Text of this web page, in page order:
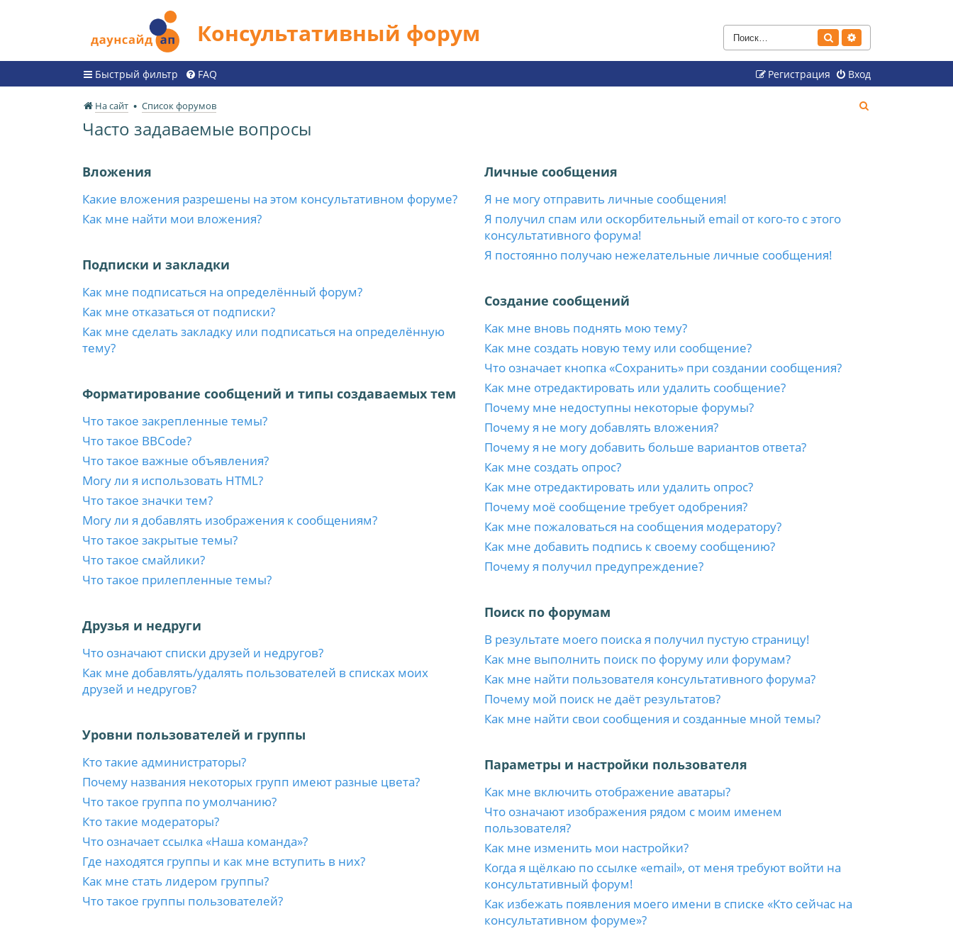
Консультативный форум Поиск
Быстрый фильтр FAQ Вход
Регистрация
На сайт Список форумов
Часто задаваемые вопросы
Вложения
Какие вложения разрешены на этом консультативном форуме?
Как мне найти мои вложения?
Подписки и закладки
Как мне подписаться на определённый форум?
Как мне отказаться от подписки?
Как мне сделать закладку или подписаться на определённую
тему?
Форматирование сообщений и типы создаваемых тем
Что такое закрепленные темы?
Что такое BBCode?
Что такое важные объявления?
Могу ли я использовать HTML?
Что такое значки тем?
Могу ли я добавлять изображения к сообщениям?
Что такое закрытые темы?
Что такое смайлики?
Что такое прилепленные темы?
Друзья и недруги
Что означают списки друзей и недругов?
Как мне добавлять/удалять пользователей в списках моих
друзей и недругов?
Уровни пользователей и группы
Кто такие администраторы?
Почему названия некоторых групп имеют разные цвета?
Что такое группа по умолчанию?
Кто такие модераторы?
Что означает ссылка «Наша команда»?
Где находятся группы и как мне вступить в них?
Как мне стать лидером группы?
Что такое группы пользователей?
Личные сообщения
Я не могу отправить личные сообщения!
Я получил спам или оскорбительный email от кого-то с этого
консультативного форума!
Я постоянно получаю нежелательные личные сообщения!
Создание сообщений
Как мне вновь поднять мою тему?
Как мне создать новую тему или сообщение?
Что означает кнопка «Сохранить» при создании сообщения?
Как мне отредактировать или удалить сообщение?
Почему мне недоступны некоторые форумы?
Почему я не могу добавлять вложения?
Почему я не могу добавить больше вариантов ответа?
Как мне создать опрос?
Как мне отредактировать или удалить опрос?
Почему моё сообщение требует одобрения?
Как мне пожаловаться на сообщения модератору?
Как мне добавить подпись к своему сообщению?
Почему я получил предупреждение?
Поиск по форумам
В результате моего поиска я получил пустую страницу!
Как мне выполнить поиск по форуму или форумам?
Как мне найти пользователя консультативного форума?
Почему мой поиск не даёт результатов?
Как мне найти свои сообщения и созданные мной темы?
Параметры и настройки пользователя
Как мне включить отображение аватары?
Что означают изображения рядом с моим именем
пользователя?
Как мне изменить мои настройки?
Когда я щёлкаю по ссылке «email», от меня требуют войти на
консультативный форум!
Как избежать появления моего имени в списке «Кто сейчас на
консультативном форуме»?